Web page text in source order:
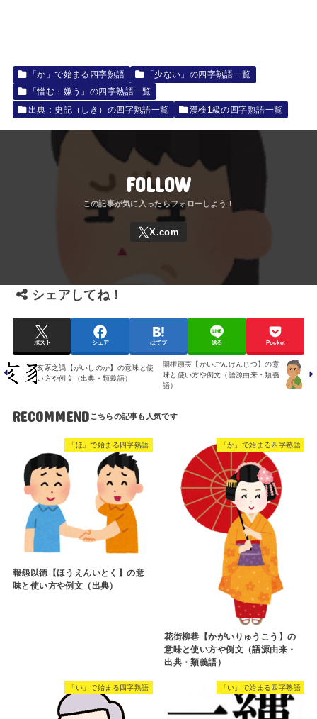
「か」で始まる四字熟語
「少ない」の四字熟語一覧
「憎む・嫌う」の四字熟語一覧
出典：史記（しき）の四字熟語一覧
漢検1級の四字熟語一覧
FOLLOW
シェアしてね！
ポスト シェア はてブ 送る Pocket
亥豕之譌【がいしのか】の意味と使
い方や例文（出典・類義語）
開権顕実【かいごんけんじつ】の意
味と使い方や例文（語源由来・類義
語）
RECOMMEND
「ほ」で始まる四字熟語
報怨以徳【ほうえんいとく】の意
味と使い方や例文（出典）
「か」で始まる四字熟語
花街柳巷【かがいりゅうこう】の
意味と使い方や例文（語源由来・
出典・類義語）
「い」で始まる四字熟語 「い」で始まる四字熟語